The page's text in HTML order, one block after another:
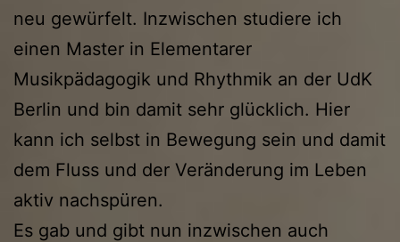
neu gewürfelt. Inzwischen studiere ich
einen Master in Elementarer
Musikpädagogik und Rhythmik an der UdK
Berlin und bin damit sehr glücklich. Hier
kann ich selbst in Bewegung sein und damit
dem Fluss und der Veränderung im Leben
aktiv nachspüren.
Es gab und gibt nun inzwischen auch